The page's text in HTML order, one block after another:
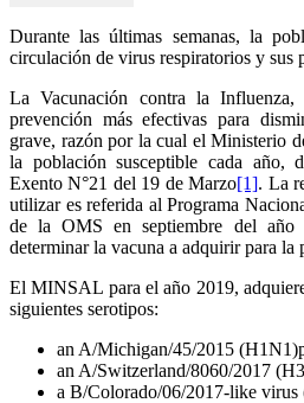
Durante las últimas semanas, la
circulación de virus respiratorios y sus
La Vacunación contra la
prevención más efectivas para
grave, razón por la cual el Ministerio
la población susceptible cada año,
Exento N°21 del 19 de Marzo[1]. La
utilizar es referida al Programa
de la OMS en septiembre del año
determinar la vacuna a adquirir para la
El MINSAL para el año 2019,
siguientes serotipos:
an A/Michigan/45/2015
an A/Switzerland/8060/2017
a B/Colorado/06/2017-like